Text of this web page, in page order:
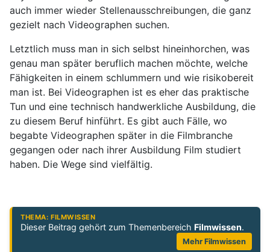
auch immer wieder Stellenausschreibungen, die ganz
gezielt nach Videographen suchen.
Letztlich muss man in sich selbst hineinhorchen, was
genau man später beruflich machen möchte, welche
Fähigkeiten in einem schlummern und wie risikobereit
man ist. Bei Videographen ist es eher das praktische
Tun und eine technisch handwerkliche Ausbildung, die
zu diesem Beruf hinführt. Es gibt auch Fälle, wo
begabte Videographen später in die Filmbranche
gegangen oder nach ihrer Ausbildung Film studiert
haben. Die Wege sind vielfältig.
THEMA: FILMWISSEN
Dieser Beitrag gehört zum Themenbereich Filmwissen.
Mehr Filmwissen